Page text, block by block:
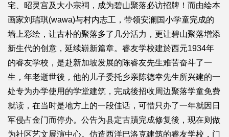
宅、昭灵宫及大小宗祠，成为碧山聚落必访招牌！而由绘本
画家刘瑞琪(wawa)与村内志工，带领安澜国小学童完成的
墙上彩绘，让古朴的聚落多了几分活力，更让碧山聚落增添
新生代的创意，延续崭新篇章。睿友学校建於西元1934年
的睿友学校，是赴新加坡发展的陈睿友先生难苦奋斗了一
生，年老逝世後，他的儿子委托乡亲陈德幸先生所兴建的一
处专为办学使用的学堂建筑，完成後招收周边聚落学童免费
就读，在当时是地方上的一段佳话，可惜只办了一年就因日
军侵占金门而停办。公告为县定古蹟完成修复後，现在则做
为社区艺文展演中心。仿造西洋巴洛克建筑的睿友学校，门